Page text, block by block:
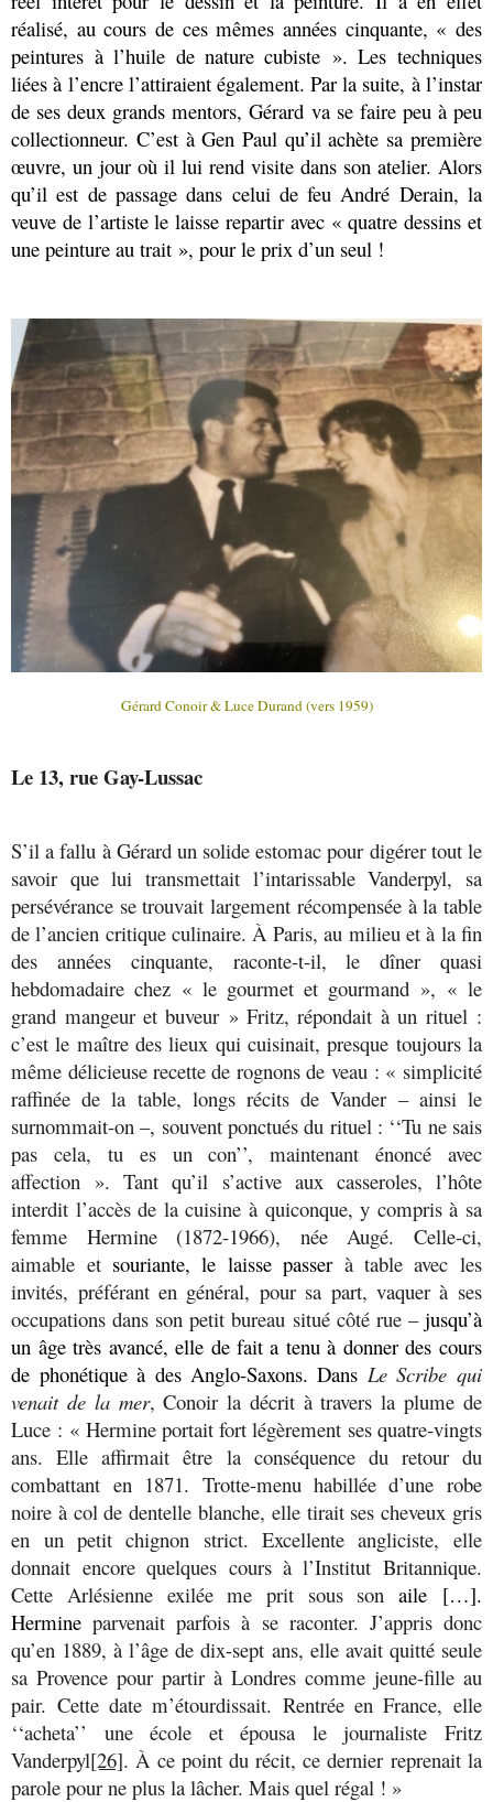
réalisé, au cours de ces mêmes années cinquante, « des
peintures à l’huile de nature cubiste ». Les techniques
liées à l’encre l’attiraient également. Par la suite, à l’instar
de ses deux grands mentors, Gérard va se faire peu à peu
collectionneur. C’est à Gen Paul qu’il achète sa première
œuvre, un jour où il lui rend visite dans son atelier. Alors
qu’il est de passage dans celui de feu André Derain, la
veuve de l’artiste le laisse repartir avec « quatre dessins et
une peinture au trait », pour le prix d’un seul !
Gérard Conoir & Luce Durand (vers 1959)
Le 13, rue Gay-Lussac
S’il a fallu à Gérard un solide estomac pour digérer tout le
savoir que lui transmettait l’intarissable Vanderpyl, sa
persévérance se trouvait largement récompensée à la table
de l’ancien critique culinaire. À Paris, au milieu et à la fin
des années cinquante, raconte-t-il, le dîner quasi
hebdomadaire chez « le gourmet et gourmand », « le
grand mangeur et buveur » Fritz, répondait à un rituel :
c’est le maître des lieux qui cuisinait, presque toujours la
même délicieuse recette de rognons de veau : « simplicité
raffinée de la table, longs récits de Vander – ainsi le
surnommait-on –, souvent ponctués du rituel : ‘‘Tu ne sais
pas cela, tu es un con’’, maintenant énoncé avec
affection ». Tant qu’il s’active aux casseroles, l’hôte
interdit l’accès de la cuisine à quiconque, y compris à sa
femme Hermine (1872-1966), née Augé. Celle-ci,
aimable et souriante, le laisse passer à table avec les
invités, préférant en général, pour sa part, vaquer à ses
occupations dans son petit bureau situé côté rue – jusqu’à
un âge très avancé, elle de fait a tenu à donner des cours
de phonétique à des Anglo-Saxons. Dans Le Scribe qui
venait de la mer, Conoir la décrit à travers la plume de
Luce : « Hermine portait fort légèrement ses quatre-vingts
ans. Elle affirmait être la conséquence du retour du
combattant en 1871. Trotte-menu habillée d’une robe
noire à col de dentelle blanche, elle tirait ses cheveux gris
en un petit chignon strict. Excellente angliciste, elle
donnait encore quelques cours à l’Institut Britannique.
Cette Arlésienne exilée me prit sous sonaile […].
Hermineparvenait parfois à se raconter. J’appris donc
qu’en 1889, à l’âge de dix-sept ans, elle avait quitté seule
sa Provence pour partir à Londres comme jeune-fille au
pair. Cette date m’étourdissait. Rentrée en France, elle
‘‘acheta’’ une école et épousa le journaliste Fritz
Vanderpyl[26]. À ce point du récit, ce dernier reprenait la
parole pour ne plus la lâcher. Mais quel régal ! »